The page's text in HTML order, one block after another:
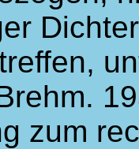
zum